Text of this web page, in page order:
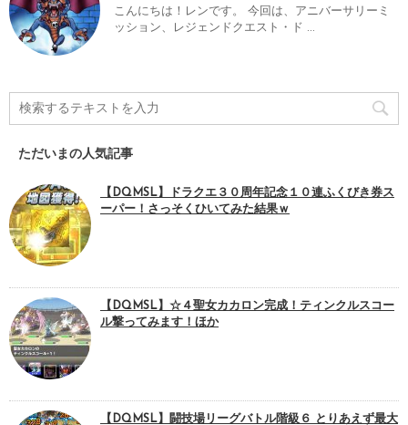
こんにちは！レンです。 今回は、アニバーサリーミ
ッション、レジェンドクエスト・ド ...
ただいまの人気記事
【DQMSL】ドラクエ３０周年記念１０連ふくびき券ス
ーパー！さっそくひいてみた結果ｗ
【DQMSL】☆４聖女カカロン完成！ティンクルスコー
ル撃ってみます！ほか
【DQMSL】闘技場リーグバトル階級６ とりあえず最大